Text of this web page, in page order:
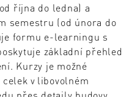
října do ledna) a
semestru (od února do
formu e-learningu s
základní přehled
Kurzy je možné
v libovolném